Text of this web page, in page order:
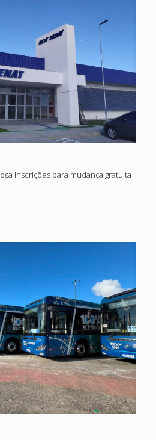
inscrições para mudança gratuita